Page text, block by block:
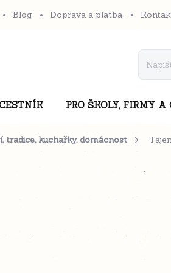
Blog Doprava a platba
PRO ŠKOLY, FIRMY A
tradice, kuchařky, domácnost